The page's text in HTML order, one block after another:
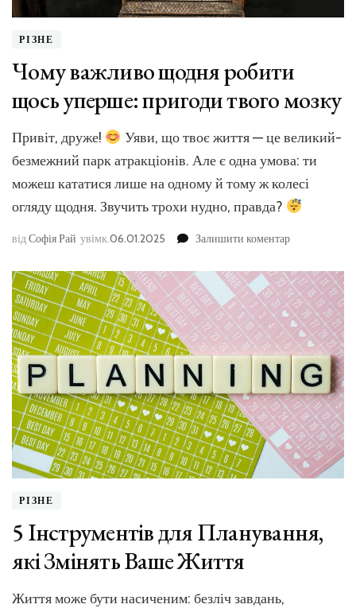
РІЗНЕ
Чому важливо щодня робити
щось уперше: пригоди твого мозку
Привіт, друже!
Уяви, що твоє життя — це великий-
безмежний парк атракціонів. Але є одна умова: ти
можеш кататися лише на одному й тому ж колесі
огляду щодня. Звучить трохи нудно, правда?
відСофія Рай увімк.06.01.2025 Залишити коментардо
важливо
щодня
робити
щось
уперше:
пригоди
твого
мозку
РІЗНЕ
5 Інструментів для Планування,
які Змінять Ваше Життя
Життя може бути насиченим: безліч завдань,